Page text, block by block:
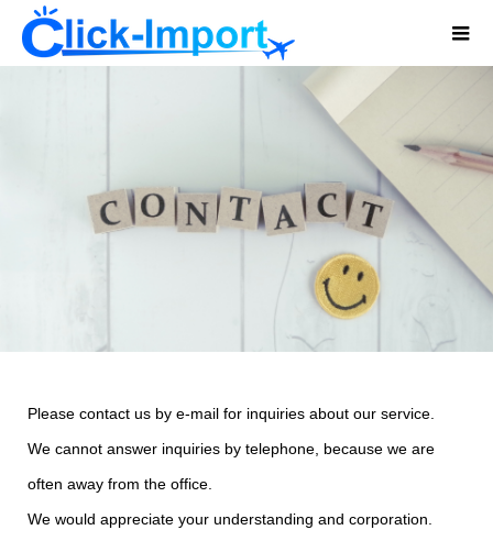
Please contact us by e-mail for inquiries about our service.
We cannot answer inquiries by telephone, because we are
often away from the office.
We would appreciate your understanding and corporation.